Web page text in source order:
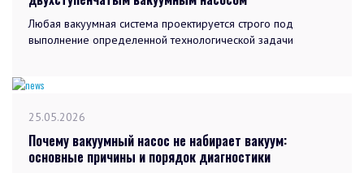
Любая вакуумная система проектируется строго под
выполнение определенной технологической задачи
25.05.2026
Почему вакуумный насос не набирает вакуум:
основные причины и порядок диагностики